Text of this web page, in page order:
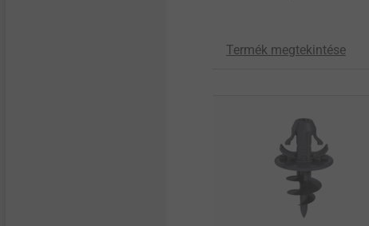
Termék megtekintése